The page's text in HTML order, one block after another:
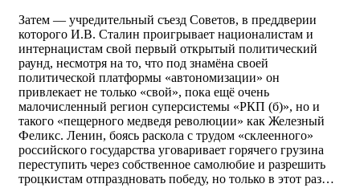
Затем — учредительный съезд Советов, в преддверии
которого И.В. Сталин проигрывает националистам и
интернацистам свой первый открытый политический
раунд, несмотря на то, что под знамёна своей
политической платформы «автономизации» он
привлекает не только «свой», пока ещё очень
малочисленный регион суперсистемы «РКП (б)», но и
такого «пещерного медведя революции» как Железный
Феликс. Ленин, боясь раскола с трудом «склеенного»
российского государства уговаривает горячего грузина
переступить через собственное самолюбие и разрешить
троцкистам отпраздновать победу, но только в этот раз…